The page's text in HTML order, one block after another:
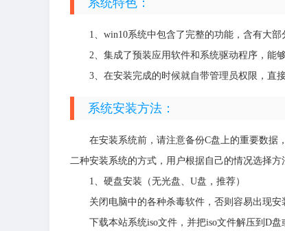
系统特色：
1、win10系统中包含了完整的功能，含有大部
2、集成了预装应用软件和系统驱动程序，能
3、在安装完成的时候就自带管理员权限，直
系统安装方法：
在安装系统前，请注意备份C盘上的重要数据
二种安装系统的方式，用户根据自己的情况选择方
1、硬盘安装（无光盘、U盘，推荐）
关闭电脑中的各种杀毒软件，否则容易出现安
下载本站系统iso文件，并把iso文件解压到D